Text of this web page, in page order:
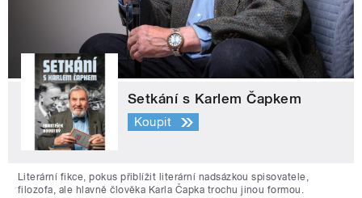
Setkání s Karlem Čapkem
Koupit
Literární fikce, pokus přiblížit literární nadsázkou spisovatele,
filozofa, ale hlavně člověka Karla Čapka trochu jinou formou.